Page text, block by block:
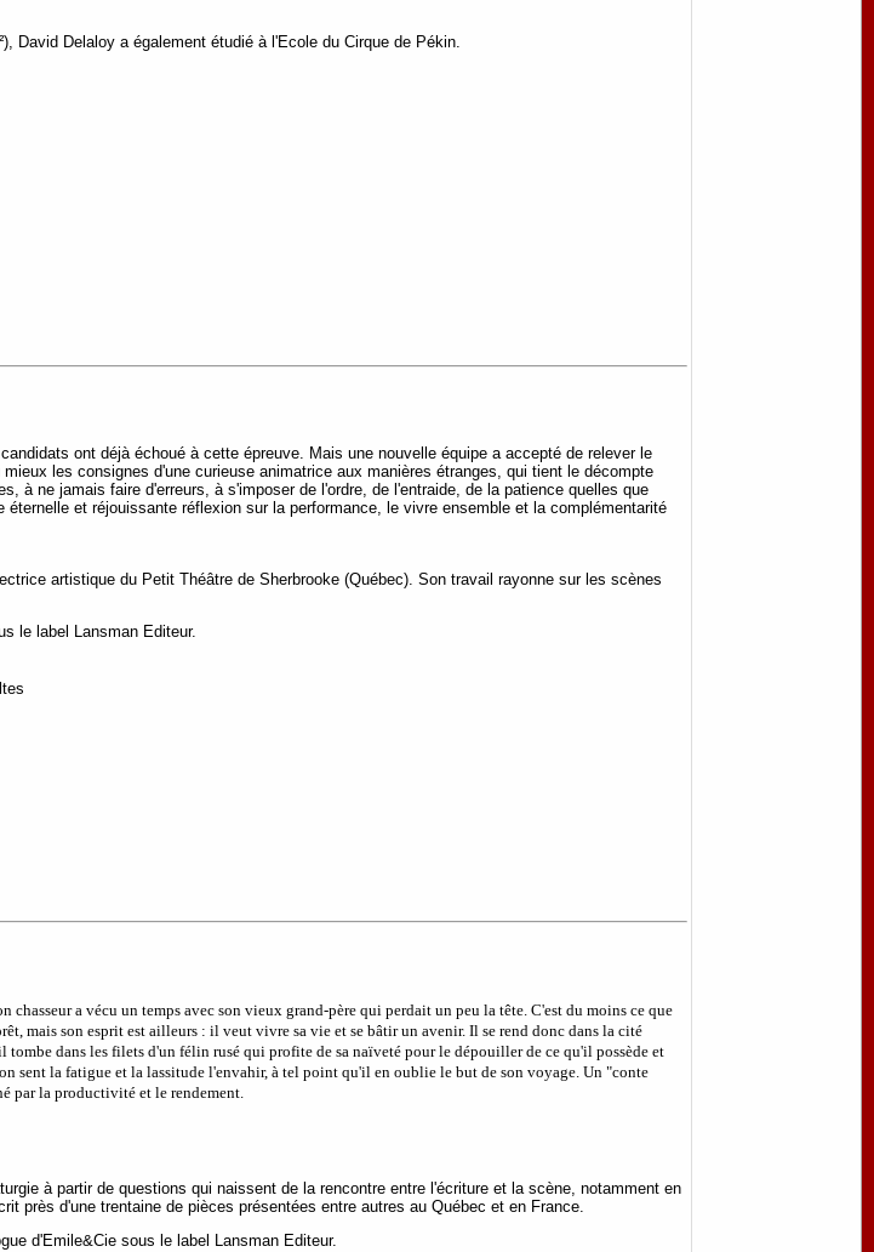
David Delaloy a également étudié à l'Ecole du Cirque de Pékin.
ont déjà échoué à cette épreuve. Mais une nouvelle équipe a accepté de relever le
les consignes d'une curieuse animatrice aux manières étranges, qui tient le décompte
à ne jamais faire d'erreurs, à s'imposer de l'ordre, de l'entraide, de la patience quelles que
éternelle et réjouissante réflexion sur la performance, le vivre ensemble et la complémentarité
artistique du Petit Théâtre de Sherbrooke (Québec). Son travail rayonne sur les scènes
le label Lansman Editeur.
chasseur a vécu un temps avec son vieux grand-père qui perdait un peu la tête. C'est du moins ce que
mais son esprit est ailleurs : il veut vivre sa vie et se bâtir un avenir. Il se rend donc dans la cité
dans les filets d'un félin rusé qui profite de sa naïveté pour le dépouiller de ce qu'il possède et
sent la fatigue et la lassitude l'envahir, à tel point qu'il en oublie le but de son voyage. Un "conte
par la productivité et le rendement.
à partir de questions qui naissent de la rencontre entre l'écriture et la scène, notamment en
près d'une trentaine de pièces présentées entre autres au Québec et en France.
d'Emile&Cie sous le label Lansman Editeur.